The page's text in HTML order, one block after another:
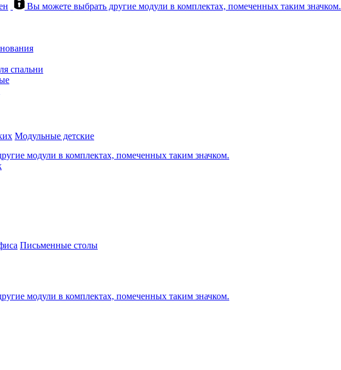
Вы можете выбрать другие модули в комплектах, помеченных таким значком.
спальни
Модульные детские
модули в комплектах, помеченных таким значком.
Письменные столы
модули в комплектах, помеченных таким значком.